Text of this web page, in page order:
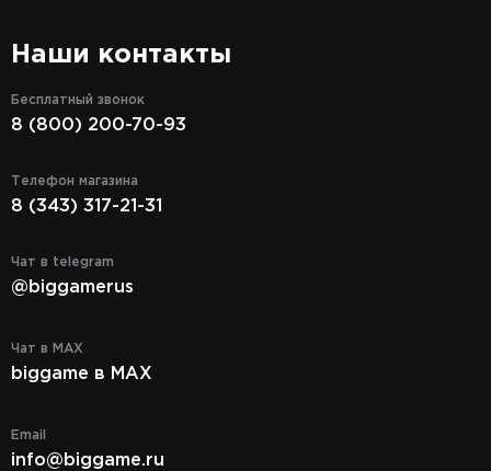
Наши контакты
Бесплатный звонок
8 (800) 200-70-93
Телефон магазина
8 (343) 317-21-31
Чат в telegram
@biggamerus
Чат в MAX
biggame в MAX
Email
info@biggame.ru